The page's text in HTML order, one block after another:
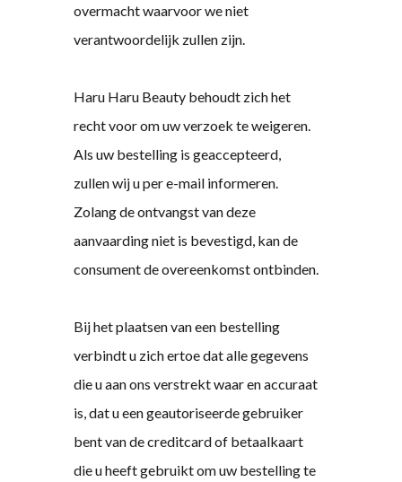
overmacht waarvoor we niet
verantwoordelijk zullen zijn.
Haru Haru Beauty behoudt zich het
recht voor om uw verzoek te weigeren.
Als uw bestelling is geaccepteerd,
zullen wij u per e-mail informeren.
Zolang de ontvangst van deze
aanvaarding niet is bevestigd, kan de
consument de overeenkomst ontbinden.
Bij het plaatsen van een bestelling
verbindt u zich ertoe dat alle gegevens
die u aan ons verstrekt waar en accuraat
is, dat u een geautoriseerde gebruiker
bent van de creditcard of betaalkaart
die u heeft gebruikt om uw bestelling te